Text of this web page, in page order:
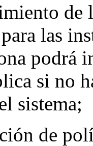
de
las
podrá
si no
sistema;
de